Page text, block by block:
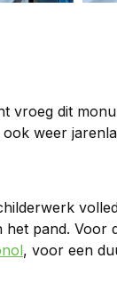
vroeg dit
weer
pand. Voor
, voor een